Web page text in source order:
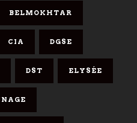
BELMOKHTAR
CIA DGSE
DST ELYSÉE